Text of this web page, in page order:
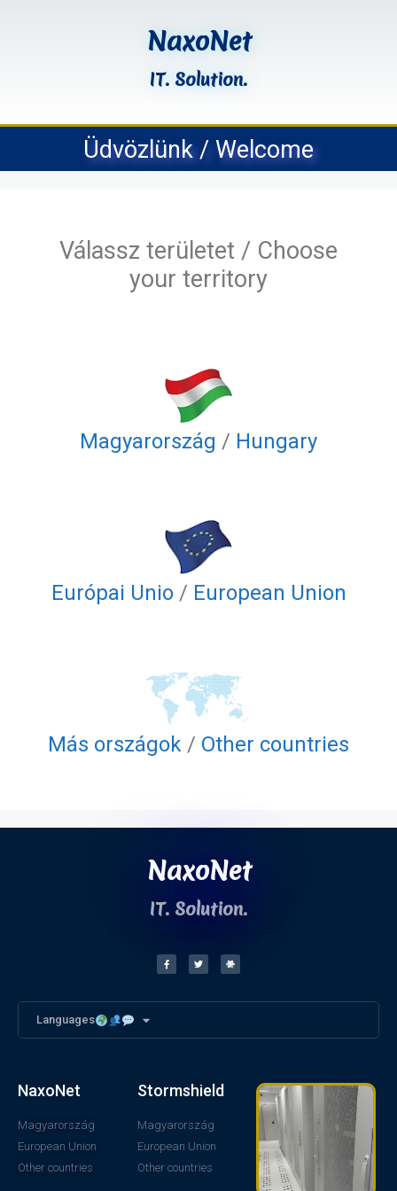
NaxoNet
IT. Solution.
Üdvözlünk / Welcome
Válassz területet / Choose
your territory
Magyarország / Hungary
Európai Unio/ European Union
Más országok / Other countries
NaxoNet
IT. Solution.
Languages
NaxoNet
Magyarország
European Union
Other countries
Stormshield
Magyarország
European Union
Other countries